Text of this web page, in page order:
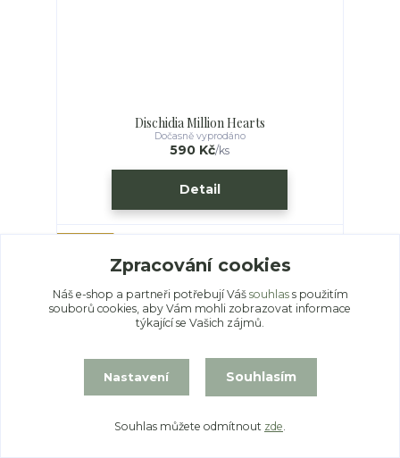
Dischidia Million Hearts
590 Kč/ks
Dočasně vyprodáno
Detail
Zpracování cookies
Náš e-shop a partneři potřebují Váš souhlass použitím
souborů cookies, aby Vám mohli zobrazovat informace
týkající se Vašich zájmů.
Nastavení Souhlasím
Souhlas můžete odmítnout zde